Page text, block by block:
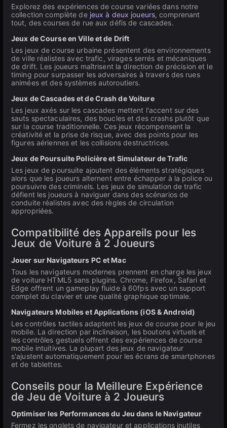
Explorez des expériences de course variées dans notre
collection complète de jeux à deux joueurs, comprenant
tout, des courses de rue aux défis de cascades.
Jeux de Course en Ville et de Drift
Les jeux de course urbaine présentent des environnements
de ville réalistes avec trafic, virages serrés et mécaniques
de drift. Les joueurs maîtrisent la direction de précision et le
timing pour surpasser les adversaires à travers des rues
animées et des systèmes autoroutiers.
Jeux de Cascades et de Crash de Voiture
Les jeux axés sur les cascades mettent l'accent sur des
sauts spectaculaires, des boucles et des crashs plutôt que
sur la course traditionnelle. Ces jeux récompensent la
créativité et la prise de risque, avec des points pour les
figures aériennes et les collisions destructrices.
Jeux de Poursuite Policière et Simulateur de Trafic
Les jeux de poursuite ajoutent des éléments stratégiques
alors que les joueurs alternent entre échapper à la police ou
poursuivre des criminels. Les jeux de simulation de trafic
défient les joueurs à naviguer dans des scénarios de
conduite réalistes avec des règles de circulation
appropriées.
Compatibilité des Appareils pour les
Jeux de Voiture à 2 Joueurs
Jouer sur Navigateurs PC et Mac
Tous les navigateurs modernes prennent en charge les jeux
de voiture HTML5 sans plugins. Chrome, Firefox, Safari et
Edge offrent un gameplay fluide à 60fps avec un support
complet du clavier et une qualité graphique optimale.
Navigateurs Mobiles et Applications (iOS & Android)
Les contrôles tactiles adaptent les jeux de course pour le jeu
mobile. La direction par inclinaison, les boutons virtuels et
les contrôles gestuels offrent des expériences de course
mobile intuitives. La plupart des jeux de navigateur
s'ajustent automatiquement pour les écrans de smartphones
et de tablettes.
Conseils pour la Meilleure Expérience
de Jeu de Voiture à 2 Joueurs
Optimiser les Performances du Jeu dans le Navigateur
Fermez les onglets de navigateur et applications inutiles